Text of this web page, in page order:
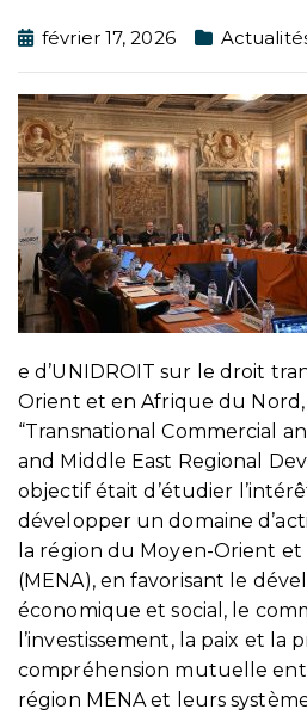
février 17, 2026
e d’UNIDROIT sur le droit
Orient et en Afrique du
“Transnational Commercial
and Middle East Regional
objectif était d’étudier
développer un domaine
la région du Moyen-Orient et
(MENA), en favorisant le
économique et social, le
l’investissement, la paix et la
compréhension mutuelle
région MENA et leurs